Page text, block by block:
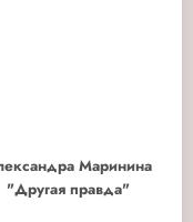
Маринина
"Другая правда"